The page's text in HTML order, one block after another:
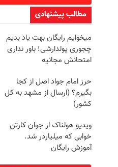
مطالب پیشنهادی
میخوایم رایگان بهت یاد بدیم
چجوری پولدارشی! باور نداری
امتحانش مجانیه
حرز امام جواد اصل از کجا
بگیرم؟ (ارسال از مشهد به کل
کشور)
ویدیو هولناک از جوان کارتن
خوابی که میلیاردر شد.
آموزش رایگان